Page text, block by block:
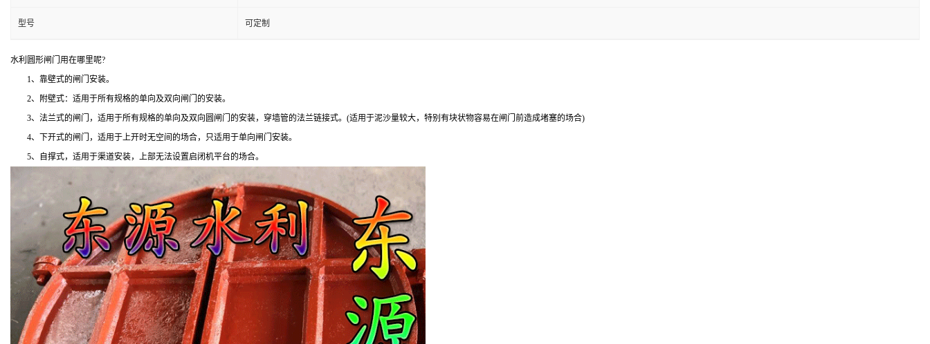
型号 可定制
水利圆形闸门用在哪里呢?
1、靠壁式的闸门安装。
2、附壁式：适用于所有规格的单向及双向闸门的安装。
3、法兰式的闸门，适用于所有规格的单向及双向圆闸门的安装，穿墙管的法兰链接式。(适用于泥沙量较大，特别有块状物容易在闸门前造成堵塞的场合)
4、下开式的闸门，适用于上开时无空间的场合，只适用于单向闸门安装。
5、自撑式，适用于渠道安装，上部无法设置启闭机平台的场合。